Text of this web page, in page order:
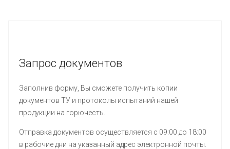
Запрос документов
Заполнив форму, Вы сможете получить копии
документов ТУ и протоколы испытаний нашей
продукции на горючесть.
Отправка документов осуществляется с 09:00 до 18:00
в рабочие дни на указанный адрес электронной почты.